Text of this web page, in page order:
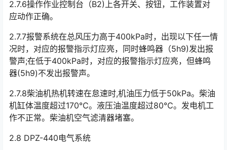
2.7.6操作作业控制台（B2)上各开关、按钮，工作装置对
应动作正确。
2.7.7报警系统在总风压力高于400kPa时，出现以下任一情
况时，对应的报警指示灯应亮，同时蜂鸣器（5h9)发出报
警声;在低于400kPa时，对应的报警指示灯应亮，但蜂鸣
器(5h9)不发出报警声。󠅅󠅃󠄵󠅂󠄪󠇖󠆨󠆨󠇕󠆞󠆒󠅬󠇘󠆭󠆘󠇙󠆝󠅵󠇗󠆭󠆁󠄐󠇗󠅹󠅸󠇖󠆍󠅳󠇖󠅹󠅰󠇖󠆌󠅹
2.7.8柴油机热机转速在怠速时,机油压力低于50kPa。柴油
机缸体温度超过170℃。液压油温度超过80℃。发电机工
作不正常。柴油机空气滤清器堵塞。
2.8 DPZ-440电气系统